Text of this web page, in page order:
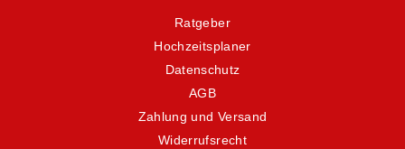
Ratgeber
Hochzeitsplaner
Datenschutz
AGB
Zahlung und Versand
Widerrufsrecht